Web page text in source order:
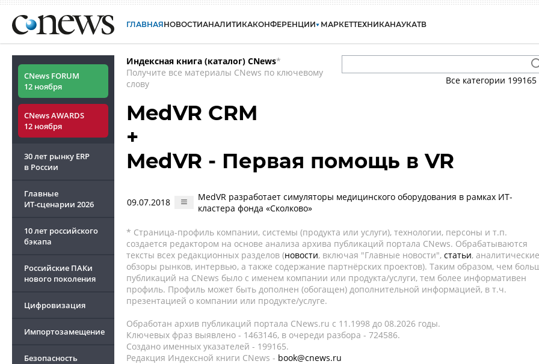
ГЛАВНАЯНОВОСТИАНАЛИТИКАКОНФЕРЕНЦИИ МАРКЕТТЕХНИКАНАУКАТВ
CNews FORUM
12 ноября
CNews AWARDS
12 ноября
30 лет рынку ERP
в России
Главные
ИТ-сценарии 2026
10 лет российского
бэкапа
Российские ПАКи
нового поколения
Цифровизация
Импортозамещение
Безопасность
Индексная книга (каталог) CNews*
Получите все материалы CNews по ключевому
слову
Все категории 199165
MedVR CRM
+
MedVR - Первая помощь в VR
09.07.2018
MedVR разработает симуляторы медицинского оборудования в рамках ИТ-
кластера фонда «Сколково»
* Страница-профиль компании, системы (продукта или услуги), технологии, персоны и т.п.
создается редактором на основе анализа архива публикаций портала CNews. Обрабатываются
тексты всех редакционных разделов (новости, включая "Главные новости", статьи, аналитические
обзоры рынков, интервью, а также содержание партнёрских проектов). Таким образом, чем
публикаций на CNews было с именем компании или продукта/услуги, тем более информативен
профиль. Профиль может быть дополнен (обогащен) дополнительной информацией, в т.ч.
презентацией о компании или продукте/услуге.
Обработан архив публикаций портала CNews.ru c 11.1998 до 08.2026 годы.
Ключевых фраз выявлено - 1463146, в очереди разбора - 724586.
Создано именных указателей - 199165.
Редакция Индексной книги CNews - book@cnews.ru